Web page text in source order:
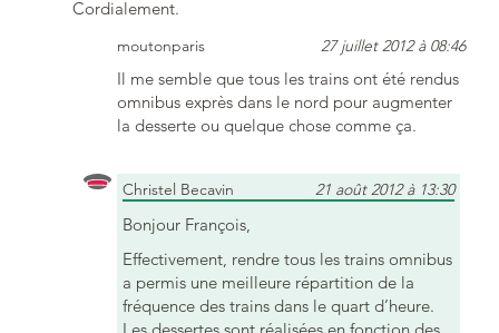
Cordialement.
moutonparis 27 juillet 2012 à 08:46
Il me semble que tous les trains ont été rendus
omnibus exprès dans le nord pour augmenter
la desserte ou quelque chose comme ça.
Christel Becavin 21 août 2012 à 13:30
Bonjour François,
Effectivement, rendre tous les trains omnibus
a permis une meilleure répartition de la
fréquence des trains dans le quart d’heure.
Les dessertes sont réalisées en fonction des